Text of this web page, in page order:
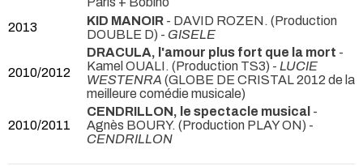
2013
KID MANOIR - DAVID ROZEN. (Production
DOUBLE D) - GISELE
2010/2012
DRACULA, l'amour plus fort que la mort -
Kamel OUALI. (Production TS3) - LUCIE
WESTENRA (GLOBE DE CRISTAL 2012 de la
meilleure comédie musicale)
2010/2011
CENDRILLON, le spectacle musical -
Agnès BOURY. (Production PLAY ON) -
CENDRILLON